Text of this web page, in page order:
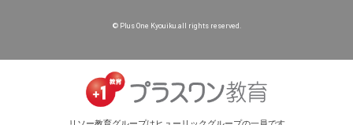
© Plus One Kyouiku.all rights reserved.